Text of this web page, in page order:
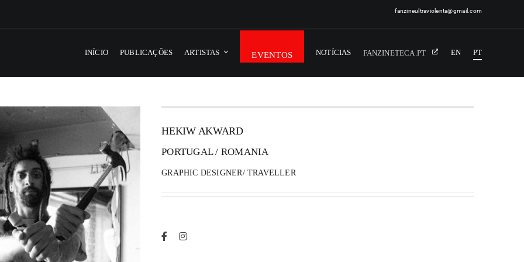
fanzineultraviolenta@gmail.com
INÍCIO PUBLICAÇÕES ARTISTAS EVENTOS NOTÍCIAS FANZINETECA.PT EN PT
HEKIW AKWARD
PORTUGAL / ROMANIA
GRAPHIC DESIGNER/ TRAVELLER